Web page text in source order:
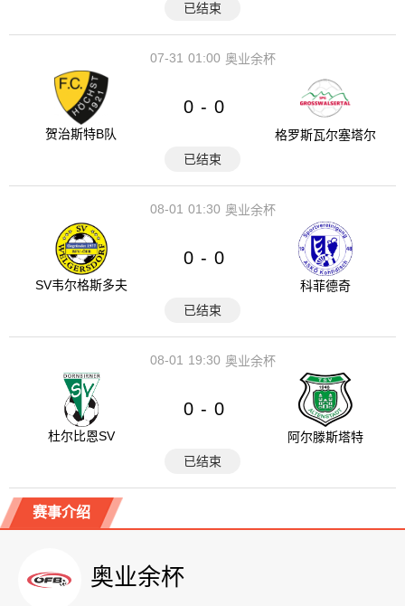
已结束
01:00
07-31 奥业余杯
贺治斯特B队
0 - 0
格罗斯瓦尔塞塔尔
已结束
01:30
08-01 奥业余杯
SV韦尔格斯多夫
0 - 0
科菲德奇
已结束
19:30
08-01 奥业余杯
杜尔比恩SV
0 - 0
阿尔滕斯塔特
已结束
赛事介绍
奥业余杯